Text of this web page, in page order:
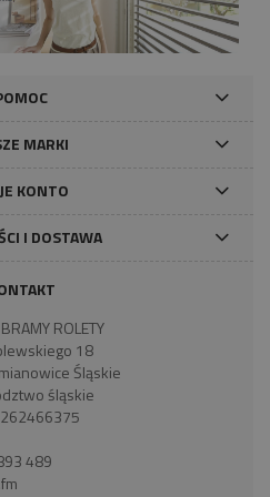
MARKI
KONTO
I DOSTAWA
ROLETY
18
Śląskie
śląskie
489